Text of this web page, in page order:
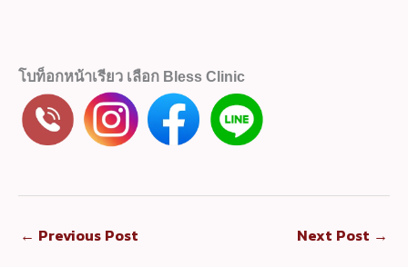
โบท็อกหน้าเรียว เลือก Bless Clinic
← Previous Post Next Post →